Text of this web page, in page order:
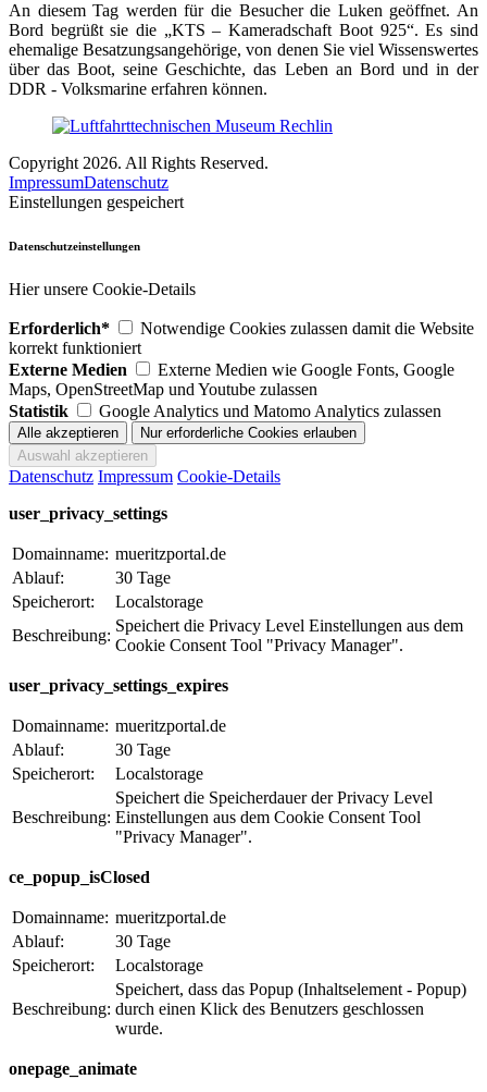
An diesem Tag werden für die Besucher die Luken geöffnet. An
Bord begrüßt sie die „KTS – Kameradschaft Boot 925“. Es sind
ehemalige Besatzungsangehörige, von denen Sie viel Wissenswertes
über das Boot, seine Geschichte, das Leben an Bord und in der
DDR - Volksmarine erfahren können.
Copyright 2026. All Rights Reserved.
ImpressumDatenschutz
Einstellungen gespeichert
Datenschutzeinstellungen
Hier unsere Cookie-Details
Erforderlich*
Notwendige Cookies zulassen damit die Website
korrekt funktioniert
Externe Medien
Externe Medien wie Google Fonts, Google
Maps, OpenStreetMap und Youtube zulassen
Statistik
Google Analytics und Matomo Analytics zulassen
Datenschutz Impressum Cookie-Details
user_privacy_settings
Domainname: mueritzportal.de
Ablauf:
30 Tage
Speicherort:
Localstorage
Beschreibung:
Speichert die Privacy Level Einstellungen aus dem
Cookie Consent Tool "Privacy Manager".
user_privacy_settings_expires
Domainname: mueritzportal.de
Ablauf:
30 Tage
Speicherort:
Localstorage
Beschreibung:
Speichert die Speicherdauer der Privacy Level
Einstellungen aus dem Cookie Consent Tool
"Privacy Manager".
ce_popup_isClosed
Domainname: mueritzportal.de
Ablauf:
30 Tage
Speicherort:
Localstorage
Beschreibung:
Speichert, dass das Popup (Inhaltselement - Popup)
durch einen Klick des Benutzers geschlossen
wurde.
onepage_animate